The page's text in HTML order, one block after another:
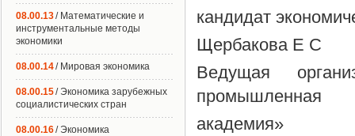
кандидат
Щербакова Е С
Ведущая
промышленная
академия»
08.00.13/ Математические и
инструментальные методы
экономики
08.00.14/ Мировая экономика
08.00.15/ Экономика зарубежных
социалистических стран
08.00.16/ Экономика